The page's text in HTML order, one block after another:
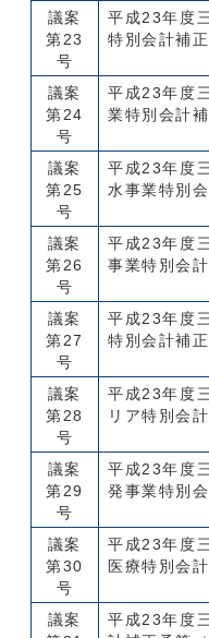
議案
第23
号
平成23年度
特別会計補
議案
第24
号
平成23年度
業特別会計
議案
第25
号
平成23年度
水事業特別
議案
第26
号
平成23年度
事業特別会
議案
第27
号
平成23年度
特別会計補
議案
第28
号
平成23年度
リア特別会
議案
第29
号
平成23年度
発事業特別
議案
第30
号
平成23年度
医療特別会
議案
平成23年度